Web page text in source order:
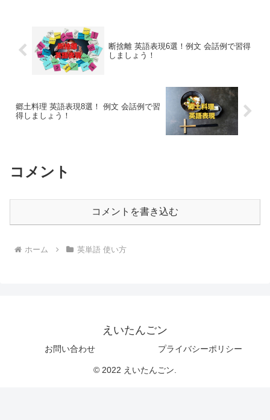
断捨離 英語表現6選！例文 会話例で習得
しましょう！
郷土料理 英語表現8選！ 例文 会話例で習
得しましょう！
コメント
コメントを書き込む
ホーム 英単語 使い方
えいたんごン
お問い合わせ プライバシーポリシー
© 2022 えいたんごン.